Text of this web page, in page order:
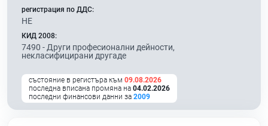
регистрация по ДДС:
НЕ
КИД 2008:
7490 - Други професионални дейности,
некласифицирани другаде
състояние в регистъра към 09.08.2026
последна вписана промяна на 04.02.2026
последни финансови данни за 2009